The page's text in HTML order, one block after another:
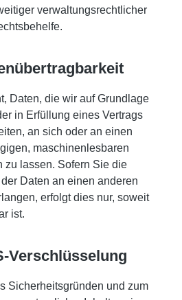
verwaltungsrechtlicher
Daten, die wir auf Grundlage
in Erfüllung eines Vertrags
an sich oder an einen
maschinenlesbaren
zu lassen. Sofern Sie die
Daten an einen anderen
erfolgt dies nur, soweit
ist.
Verschlüsselung
Sicherheitsgründen und zum